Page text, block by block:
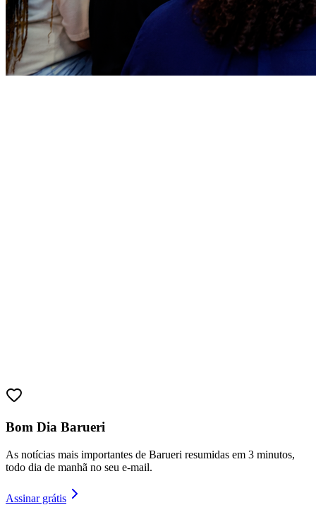
Vitória
Sport
Bom Dia Barueri
As notícias mais importantes de Barueri resumidas em 3 minutos,
todo dia de manhã no seu e-mail.
Assinar grátis